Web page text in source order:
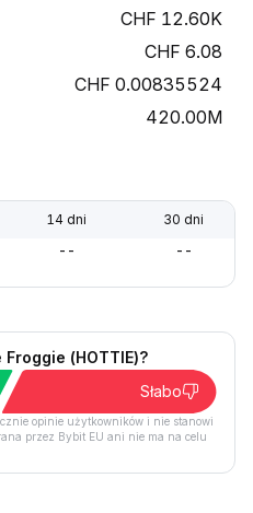
12.60K
6.08
0.00835524
420.00M
14 dni 30 dni
-- --
(HOTTIE)?
Słabo
opinie użytkowników i nie stanowi
przez Bybit EU ani nie ma na celu